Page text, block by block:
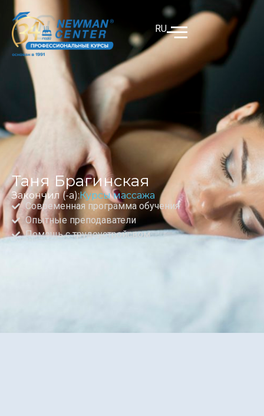
RU
Таня Брагинская
Закончил (-а):Курсы массажа
Современная программа обучения
Опытные преподаватели
Помощь с трудоустройсвом